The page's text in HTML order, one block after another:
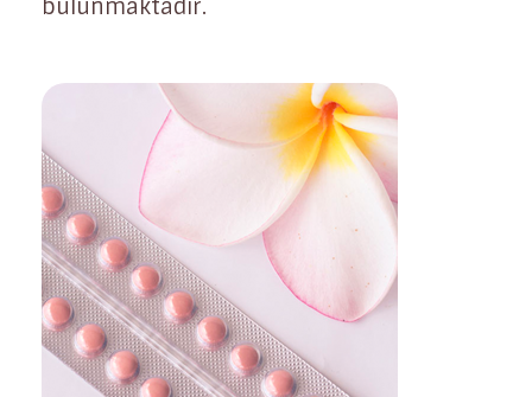
bulunmaktadır.